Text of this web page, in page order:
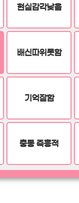
현실감각낮음
배신따위못함
기억잘함
충동 즉흥적